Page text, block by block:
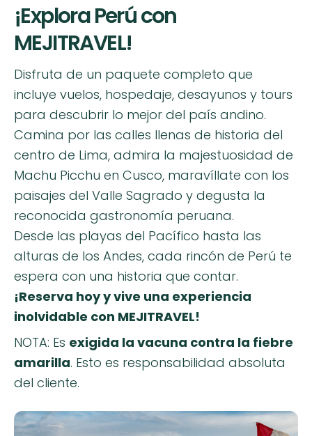
¡Explora Perú con
MEJITRAVEL!
Disfruta de un paquete completo que
incluye vuelos, hospedaje, desayunos y tours
para descubrir lo mejor del país andino.
Camina por las calles llenas de historia del
centro de Lima, admira la majestuosidad de
Machu Picchu en Cusco, maravíllate con los
paisajes del Valle Sagrado y degusta la
reconocida gastronomía peruana.
Desde las playas del Pacífico hasta las
alturas de los Andes, cada rincón de Perú te
espera con una historia que contar.
¡Reserva hoy y vive una experiencia
inolvidable con MEJITRAVEL!
NOTA: Es exigida la vacuna contra la fiebre
amarilla. Esto es responsabilidad absoluta
del cliente.